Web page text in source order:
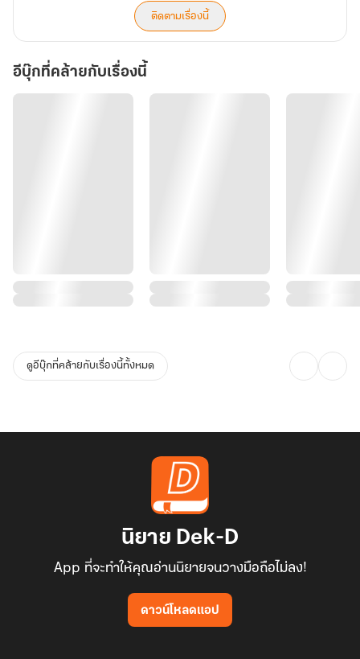
ตลอดกาล… รักแท้ของพวกเขาจะลงเอยด้วยปาฏิหาริย์ หรือการจากลา
ติดตามเรื่องนี้
อีบุ๊กที่คล้ายกับเรื่องนี้
ดูอีบุ๊กที่คล้ายกับเรื่องนี้ทั้งหมด
นิยาย Dek-D
App ที่จะทำให้คุณอ่านนิยายจนวางมือถือไม่ลง!
ดาวน์โหลดแอป